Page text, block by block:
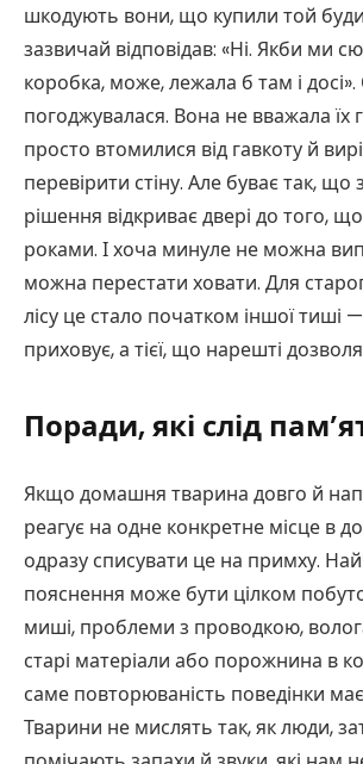
шкодують вони, що купили той
зазвичай відповідав: «Ні. Якби ми
коробка, може, лежала б там і
погоджувалася. Вона не вважала їх
просто втомилися від гавкоту й
перевірити стіну. Але буває так, що
рішення відкриває двері до того,
роками. І хоча минуле не можна
можна перестати ховати. Для
лісу це стало початком іншої тиші
приховує, а тієї, що нарешті
Поради, які слід
Якщо домашня тварина довго й
реагує на одне конкретне місце в
одразу списувати це на примху.
пояснення може бути цілком
миші, проблеми з проводкою,
старі матеріали або порожнина в
саме повторюваність поведінки
Тварини не мислять так, як люди,